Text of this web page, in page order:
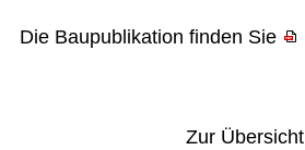
Die Baupublikation finden Sie
Zur Übersicht